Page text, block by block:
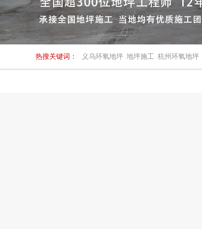
热搜关键词： 义乌环氧地坪 地坪施工 杭州环氧地坪